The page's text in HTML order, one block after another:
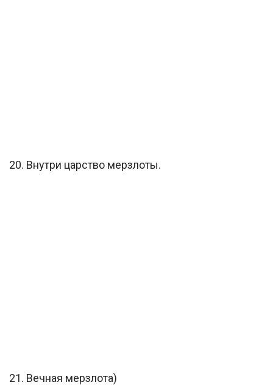
20. Внутри царство мерзлоты.
21. Вечная мерзлота)